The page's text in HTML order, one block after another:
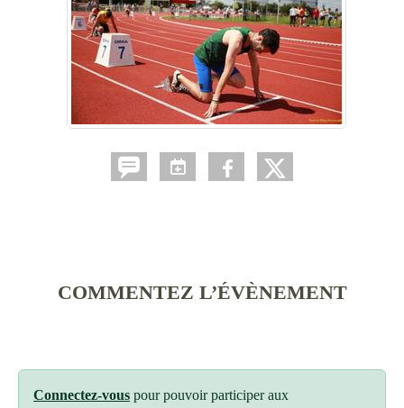
COMMENTEZ L’ÉVÈNEMENT
Connectez-vous pour pouvoir participer aux